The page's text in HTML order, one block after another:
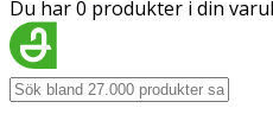
Du har 0 produkter i din